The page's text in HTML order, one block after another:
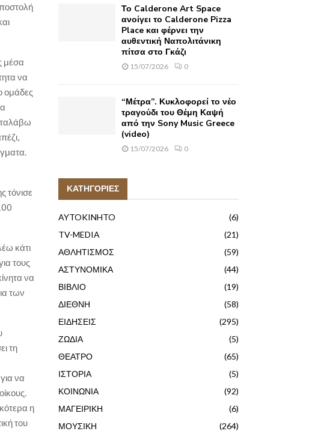
μέσα
να
ομάδες
τόνισε
κάτι
τους
να
των
τη
να
η
του
Το Calderone Art Space
ανοίγει το Calderone Pizza
Place και φέρνει την
αυθεντική Ναπολιτάνικη
πίτσα στο Γκάζι
15/07/2026 0
“Μέτρα”. Κυκλοφορεί το νέο
τραγούδι του Θέμη Καψή
από την Sony Music Greece
(video)
15/07/2026 0
ΚΑΤΗΓΟΡΙΕΣ
AYTOKINHTO
(6)
TV-MEDIA
(21)
ΑΘΛΗΤΙΣΜΟΣ
(59)
ΑΣΤΥΝΟΜΙΚΑ
(44)
ΒΙΒΛΙΟ
(19)
ΔΙΕΘΝΗ
(58)
ΕΙΔΗΣΕΙΣ
(295)
ΖΩΔΙΑ
(5)
ΘΕΑΤΡΟ
(65)
ΙΣΤΟΡΙΑ
(5)
ΚΟΙΝΩΝΙΑ
(92)
ΜΑΓΕΙΡΙΚΗ
(6)
ΜΟΥΣΙΚΗ
(264)